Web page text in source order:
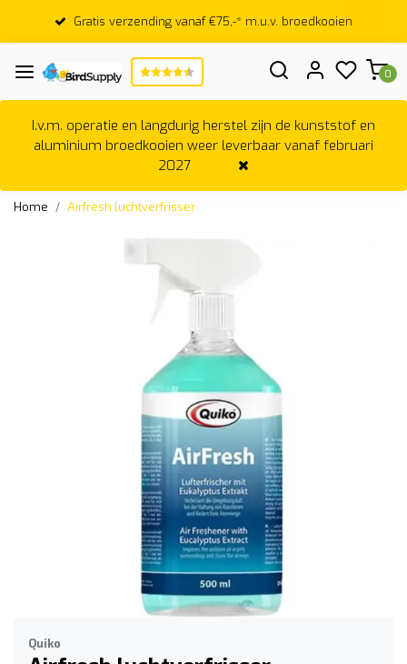
Gratis verzending vanaf €75,-* m.u.v. broedkooien
0
I.v.m. operatie en langdurig herstel zijn de kunststof en
aluminium broedkooien weer leverbaar vanaf februari
2027
Home Airfresh luchtverfrisser
Quiko